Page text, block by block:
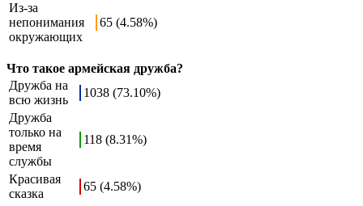
Из-за
непонимания
окружающих
65 (4.58%)
Что такое армейская дружба?
Дружба на
всю жизнь
1038 (73.10%)
Дружба
только на
время
службы
118 (8.31%)
Красивая
сказка
65 (4.58%)